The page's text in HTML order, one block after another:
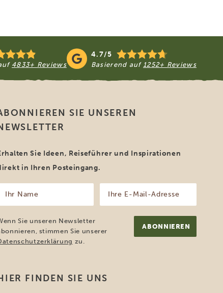
4833+ Reviews
4.7/5
Basierend auf 1252+ Reviews
SIE UNSEREN
Sie Ideen, Reiseführer und Inspirationen
in Ihren Posteingang.
Name
Mail-
(erforderlich)
Sie unseren Newsletter
stimmen Sie unserer
zu.
FINDEN SIE UNS